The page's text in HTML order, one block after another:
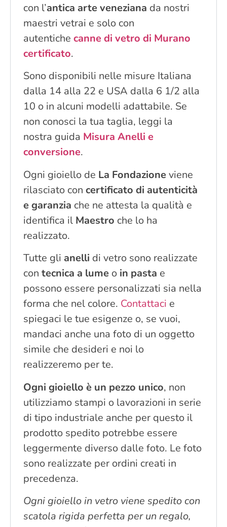
con l’antica arte veneziana da nostri
maestri vetrai e solo con
autentiche canne di vetro di Murano
certificato.
Sono disponibili nelle misure Italiana
dalla 14 alla 22 e USA dalla 6 1/2 alla
10 o in alcuni modelli adattabile. Se
non conosci la tua taglia, leggi la
nostra guida Misura Anelli e
conversione.
Ogni gioiello de La Fondazione viene
rilasciato con certificato di autenticità
e garanzia che ne attesta la qualità e
identifica il Maestro che lo ha
realizzato.
Tutte gli anelli di vetro sono realizzate
con tecnica a lume o in pasta e
possono essere personalizzati sia nella
forma che nel colore. Contattaci e
spiegaci le tue esigenze o, se vuoi,
mandaci anche una foto di un oggetto
simile che desideri e noi lo
realizzeremo per te.
Ogni gioiello è un pezzo unico, non
utilizziamo stampi o lavorazioni in serie
di tipo industriale anche per questo il
prodotto spedito potrebbe essere
leggermente diverso dalle foto. Le foto
sono realizzate per ordini creati in
precedenza.
Ogni gioiello in vetro viene spedito con
scatola rigida perfetta per un regalo,